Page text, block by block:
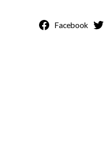
Facebook